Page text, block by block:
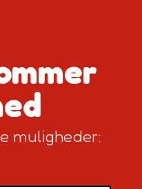
muligheder: